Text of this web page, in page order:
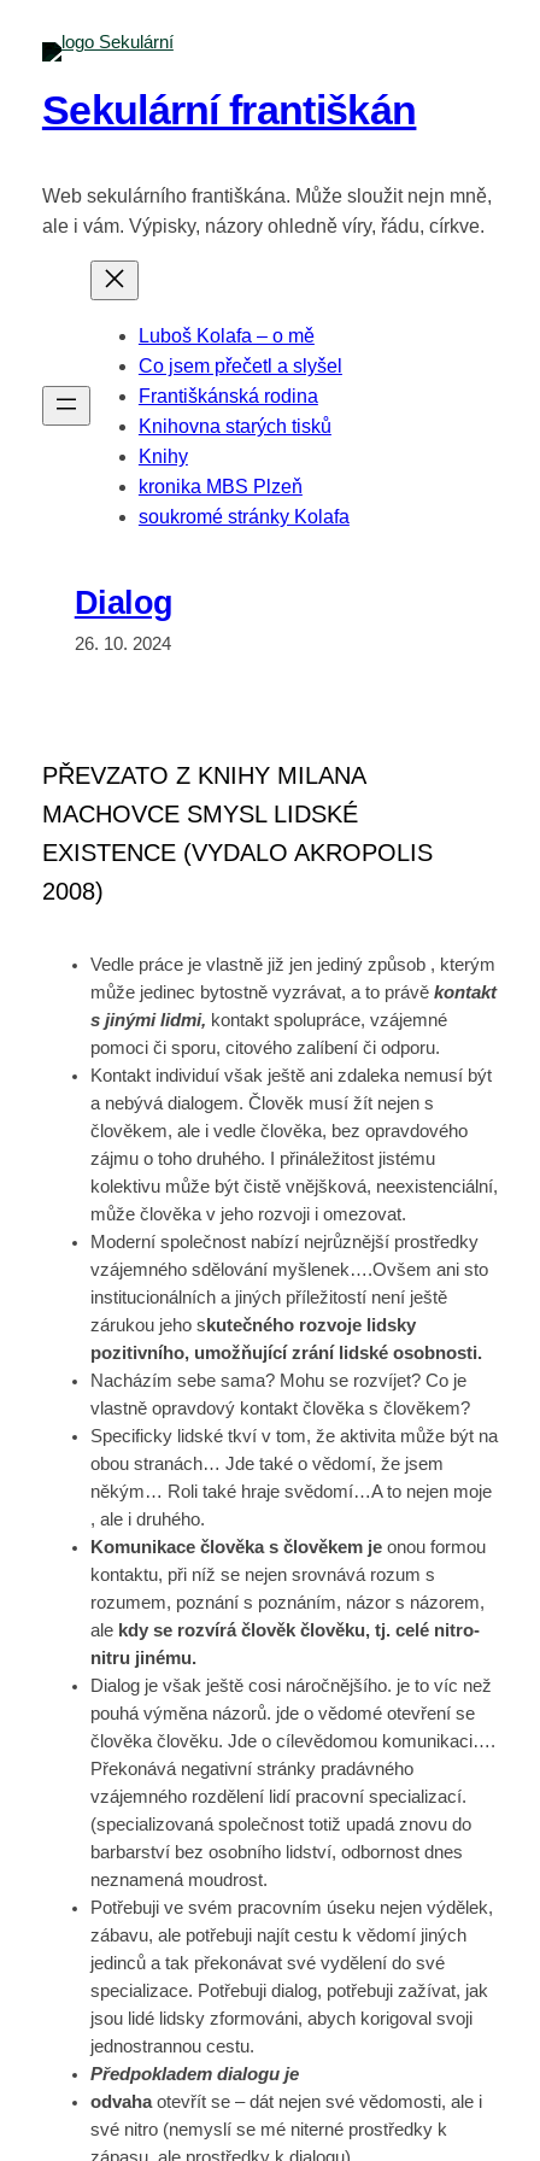
Sekulární františkán
Web sekulárního františkána. Může sloužit nejn mně,
ale i vám. Výpisky, názory ohledně víry, řádu, církve.
Luboš Kolafa – o mě
Co jsem přečetl a slyšel
Františkánská rodina
Knihovna starých tisků
Knihy
kronika MBS Plzeň
soukromé stránky Kolafa
Dialog
26. 10. 2024
PŘEVZATO Z KNIHY MILANA
MACHOVCE SMYSL LIDSKÉ
EXISTENCE (VYDALO AKROPOLIS
2008)
Vedle práce je vlastně již jen jediný způsob , kterým
může jedinec bytostně vyzrávat, a to právě kontakt
s jinými lidmi, kontakt spolupráce, vzájemné
pomoci či sporu, citového zalíbení či odporu.
Kontakt individuí však ještě ani zdaleka nemusí být
a nebývá dialogem. Člověk musí žít nejen s
člověkem, ale i vedle člověka, bez opravdového
zájmu o toho druhého. I přináležitost jistému
kolektivu může být čistě vnějšková, neexistenciální,
může člověka v jeho rozvoji i omezovat.
Moderní společnost nabízí nejrůznější prostředky
vzájemného sdělování myšlenek….Ovšem ani sto
institucionálních a jiných příležitostí není ještě
zárukou jeho s kutečného rozvoje lidsky
pozitivního, umožňující zrání lidské osobnosti.
Nacházím sebe sama? Mohu se rozvíjet? Co je
vlastně opravdový kontakt člověka s člověkem?
Specificky lidské tkví v tom, že aktivita může být na
obou stranách… Jde také o vědomí, že jsem
někým… Roli také hraje svědomí…A to nejen moje
, ale i druhého.
Komunikace člověka s člověkem jeonou formou
kontaktu, při níž se nejen srovnává rozum s
rozumem, poznání s poznáním, názor s názorem,
ale kdy se rozvírá člověk člověku, tj. celé nitro-
nitru jinému.
Dialog je však ještě cosi náročnějšího. je to víc než
pouhá výměna názorů. jde o vědomé otevření se
člověka člověku. Jde o cílevědomou komunikaci….
Překonává negativní stránky pradávného
vzájemného rozdělení lidí pracovní specializací.
(specializovaná společnost totiž upadá znovu do
barbarství bez osobního lidství, odbornost dnes
neznamená moudrost.
Potřebuji ve svém pracovním úseku nejen výdělek,
zábavu, ale potřebuji najít cestu k vědomí jiných
jedinců a tak překonávat své vydělení do své
specializace. Potřebuji dialog, potřebuji zažívat, jak
jsou lidé lidsky zformováni, abych korigoval svoji
jednostrannou cestu.
Předpokladem dialogu je
odvahaotevřít se – dát nejen své vědomosti, ale i
své nitro (nemyslí se mé niterné prostředky k
zápasu, ale prostředky k dialogu)